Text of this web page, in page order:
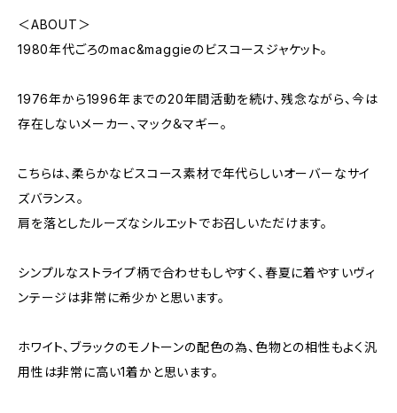
＜ABOUT＞
1980年代ごろのmac&maggieのビスコースジャケット。
1976年から1996年までの20年間活動を続け、残念ながら、今は
存在しないメーカー、マック＆マギー。
こちらは、柔らかなビスコース素材で年代らしいオーバーなサイ
ズバランス。
肩を落としたルーズなシルエットでお召しいただけます。
シンプルなストライプ柄で合わせもしやすく、春夏に着やすいヴィ
ンテージは非常に希少かと思います。
ホワイト、ブラックのモノトーンの配色の為、色物との相性もよく汎
用性は非常に高い1着かと思います。